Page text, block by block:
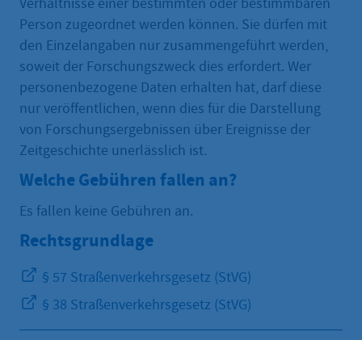
Person zugeordnet werden können. Sie dürfen mit
den Einzelangaben nur zusammengeführt werden,
soweit der Forschungszweck dies erfordert. Wer
personenbezogene Daten erhalten hat, darf diese
nur veröffentlichen, wenn dies für die Darstellung
von Forschungsergebnissen über Ereignisse der
Zeitgeschichte unerlässlich ist.
Welche Gebühren fallen an?
Es fallen keine Gebühren an.
Rechtsgrundlage
§ 57 Straßenverkehrsgesetz (StVG)
§ 38 Straßenverkehrsgesetz (StVG)